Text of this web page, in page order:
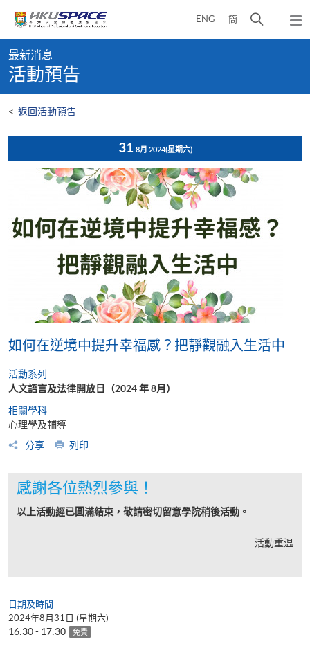
content
ENG 簡
開
彈
出
content
start
最新消息
活動預告
< 返回活動預告
31 8月 2024(星期六)
如何在逆境中提升幸福感？把靜觀融入生活中
活動系列
人文語言及法律開放日（2024 年 8月）
相關學科
心理學及輔導
分享
列印
感謝各位熱烈參與！
以上活動經已圓滿結束，敬請密切留意學院稍後活動。
活動重温
日期及時間
2024年8月31日 (星期六)
16:30 - 17:30 免費